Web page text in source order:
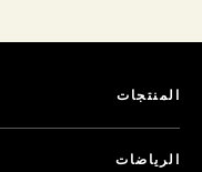
المنتجات
الرياضات